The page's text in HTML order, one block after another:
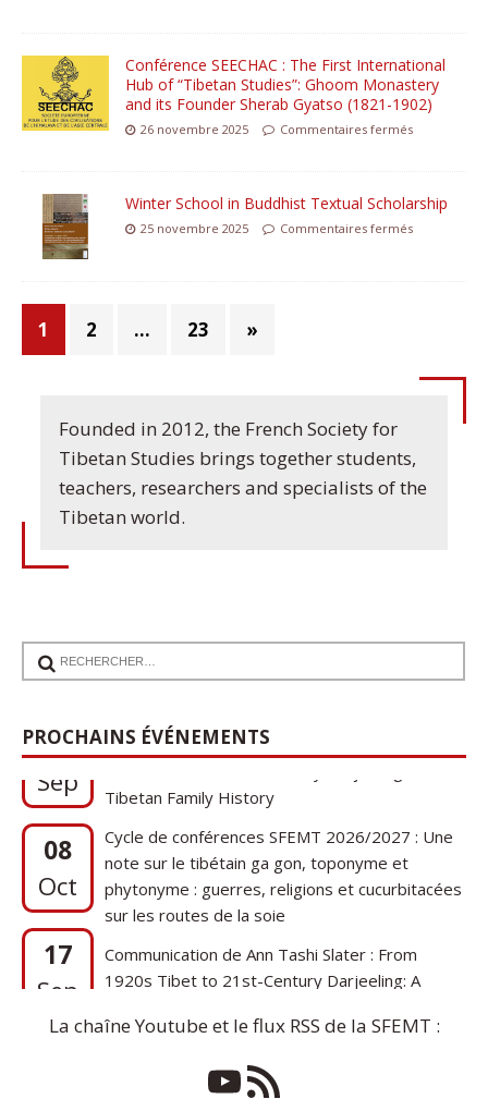
Conférence SEECHAC : The First International
Hub of “Tibetan Studies”: Ghoom Monastery
and its Founder Sherab Gyatso (1821-1902)
26 novembre 2025 Commentaires fermés
Winter School in Buddhist Textual Scholarship
25 novembre 2025 Commentaires fermés
1 2 … 23 »
Founded in 2012, the French Society for
Tibetan Studies brings together students,
teachers, researchers and specialists of the
Tibetan world.
PROCHAINS ÉVÉNEMENTS
Sep
1920s Tibet to 21st-Century Darjeeling: A
08
Oct
Cycle de conférences SFEMT 2026/2027 : Une
note sur le tibétain ga gon, toponyme et
phytonyme : guerres, religions et cucurbitacées
sur les routes de la soie
17
Sep
Communication de Ann Tashi Slater : From
1920s Tibet to 21st-Century Darjeeling: A
Tibetan Family History
La chaîne Youtube et le flux RSS de la SFEMT :